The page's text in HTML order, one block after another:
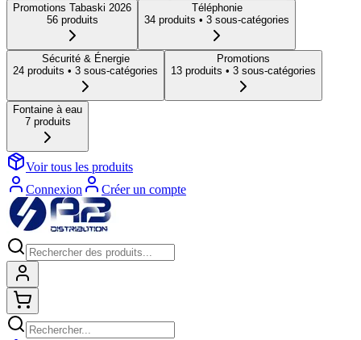
Promotions Tabaski 2026
56produits
Téléphonie
34 produits • 3 sous-catégories
Sécurité & Énergie
24 produits • 3 sous-catégories
Promotions
13 produits • 3 sous-catégories
Fontaine à eau
7produits
Voir tous les produits
Connexion
Créer un compte